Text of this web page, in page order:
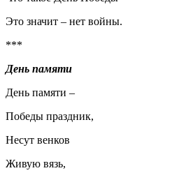
Это значит – нет войны.
***
День памяти
День памяти –
Победы праздник,
Несут венков
Живую вязь,